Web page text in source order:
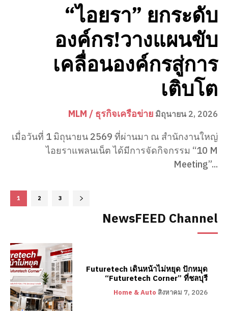
“ไอยรา” ยกระดับ
องค์กร!วางแผนขับ
เคลื่อนองค์กรสู่การ
เติบโต
MLM / ธุรกิจเครือข่าย มิถุนายน 2, 2026
เมื่อวันที่ 1 มิถุนายน 2569 ที่ผ่านมา ณ สำนักงานใหญ่
ไอยราแพลนเน็ต ได้มีการจัดกิจกรรม “10 M
Meeting”...
1 2 3
NewsFEED Channel
Futuretech เดินหน้าไม่หยุด ปักหมุด
“Futuretech Corner” ที่ชลบุรี
Home & Auto สิงหาคม 7, 2026